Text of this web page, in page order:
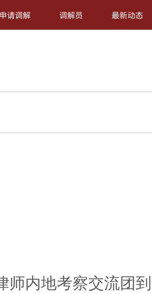
申请调解 调解员 最新动态
师内地考察交流团